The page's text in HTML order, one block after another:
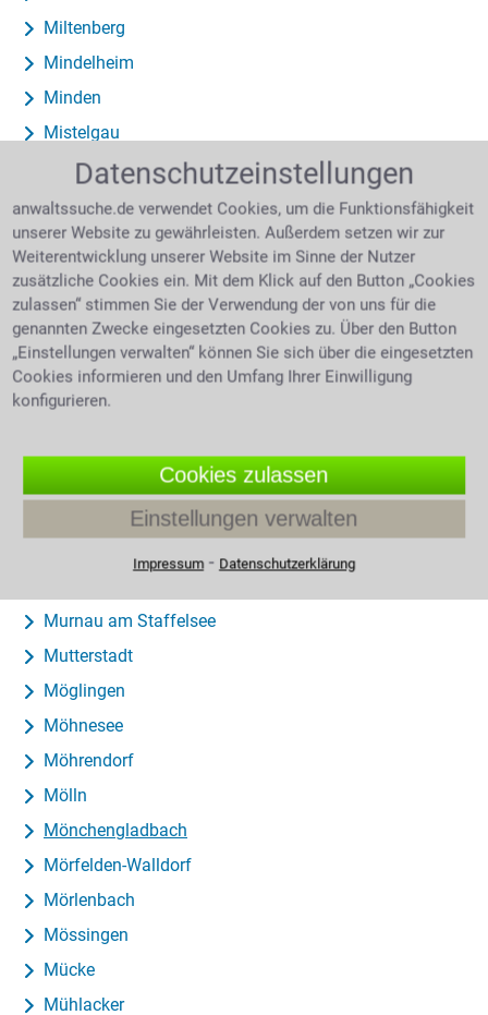
Miltenberg
Mindelheim
Minden
Mistelgau
Mittenwalde
Mittweida
Moers
Monheim am Rhein
Monschau
Montabaur
Moormerland
Moosburg an der Isar
Murnau am Staffelsee
Mutterstadt
Möglingen
Möhnesee
Möhrendorf
Mölln
Mönchengladbach
Mörfelden-Walldorf
Mörlenbach
Mössingen
Mücke
Mühlacker
Datenschutzeinstellungen
anwaltssuche.de verwendet Cookies, um die Funktionsfähigkeit
unserer Website zu gewährleisten. Außerdem setzen wir zur
Weiterentwicklung unserer Website im Sinne der Nutzer
zusätzliche Cookies ein. Mit dem Klick auf den Button „Cookies
zulassen“ stimmen Sie der Verwendung der von uns für die
genannten Zwecke eingesetzten Cookies zu. Über den Button
„Einstellungen verwalten“ können Sie sich über die eingesetzten
Cookies informieren und den Umfang Ihrer Einwilligung
konfigurieren.
Cookies zulassen
Einstellungen verwalten
Impressum⁃ Datenschutzerklärung